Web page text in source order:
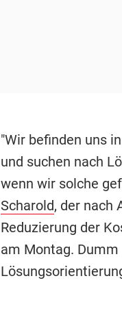
"Wir befinden uns
und suchen nach
wenn wir solche
Scharold, der nach
Reduzierung der
am Montag.